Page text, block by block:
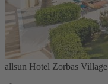
allsun Hotel Zorbas Village